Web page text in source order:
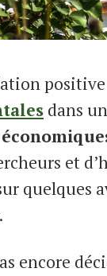
dans
et
quelques
encore